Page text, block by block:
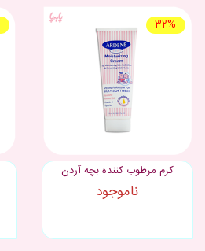
32%
کرم مرطوب کننده بچه آردن
ناموجود